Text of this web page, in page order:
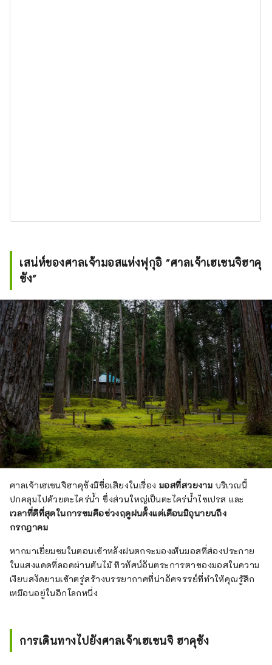
เสน่ห์ของศาลเจ้ามอสแห่งฟุกุอิ "ศาลเจ้าเฮเซนจิฮาคุ
ซัง"
ศาลเจ้าเฮเซนจิฮาคุซังมีชื่อเสียงในเรื่องมอสที่สวยงาม บริเวณนี้
ปกคลุมไปด้วยตะไคร่น้ำ ซึ่งส่วนใหญ่เป็นตะไคร่น้ำไซเปรส และ
เวลาที่ดีที่สุดในการชมคือช่วงฤดูฝนตั้งแต่เดือนมิถุนายนถึง
กรกฎาคม
หากมาเยี่ยมชมในตอนเช้าหลังฝนตกจะมองเห็นมอสที่ส่องประกาย
ในแสงแดดที่ลอดผ่านต้นไม้ ทิวทัศน์อันตระการตาของมอสในความ
เงียบสงัดยามเช้าตรู่สร้างบรรยากาศที่น่าอัศจรรย์ที่ทำให้คุณรู้สึก
เหมือนอยู่ในอีกโลกหนึ่ง
การเดินทางไปยังศาลเจ้าเฮเซนจิ ฮาคุซัง